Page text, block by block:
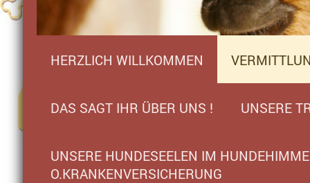
HERZLICH WILLKOMMEN
DAS SAGT IHR ÜBER UNS ! UNSERE
UNSERE HUNDESEELEN IM
O.KRANKENVERSICHERUNG